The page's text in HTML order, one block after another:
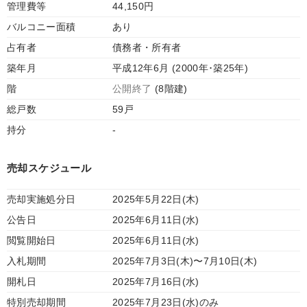
管理費等
44,150円
バルコニー面積
あり
占有者
債務者・所有者
築年月
平成12年6月 (2000年･築25年)
階
公開終了 (8階建)
総戸数
59戸
持分
-
売却スケジュール
売却実施処分日
2025年5月22日(木)
公告日
2025年6月11日(水)
閲覧開始日
2025年6月11日(水)
入札期間
2025年7月3日(木)〜7月10日(木)
開札日
2025年7月16日(水)
特別売却期間
2025年7月23日(水)のみ